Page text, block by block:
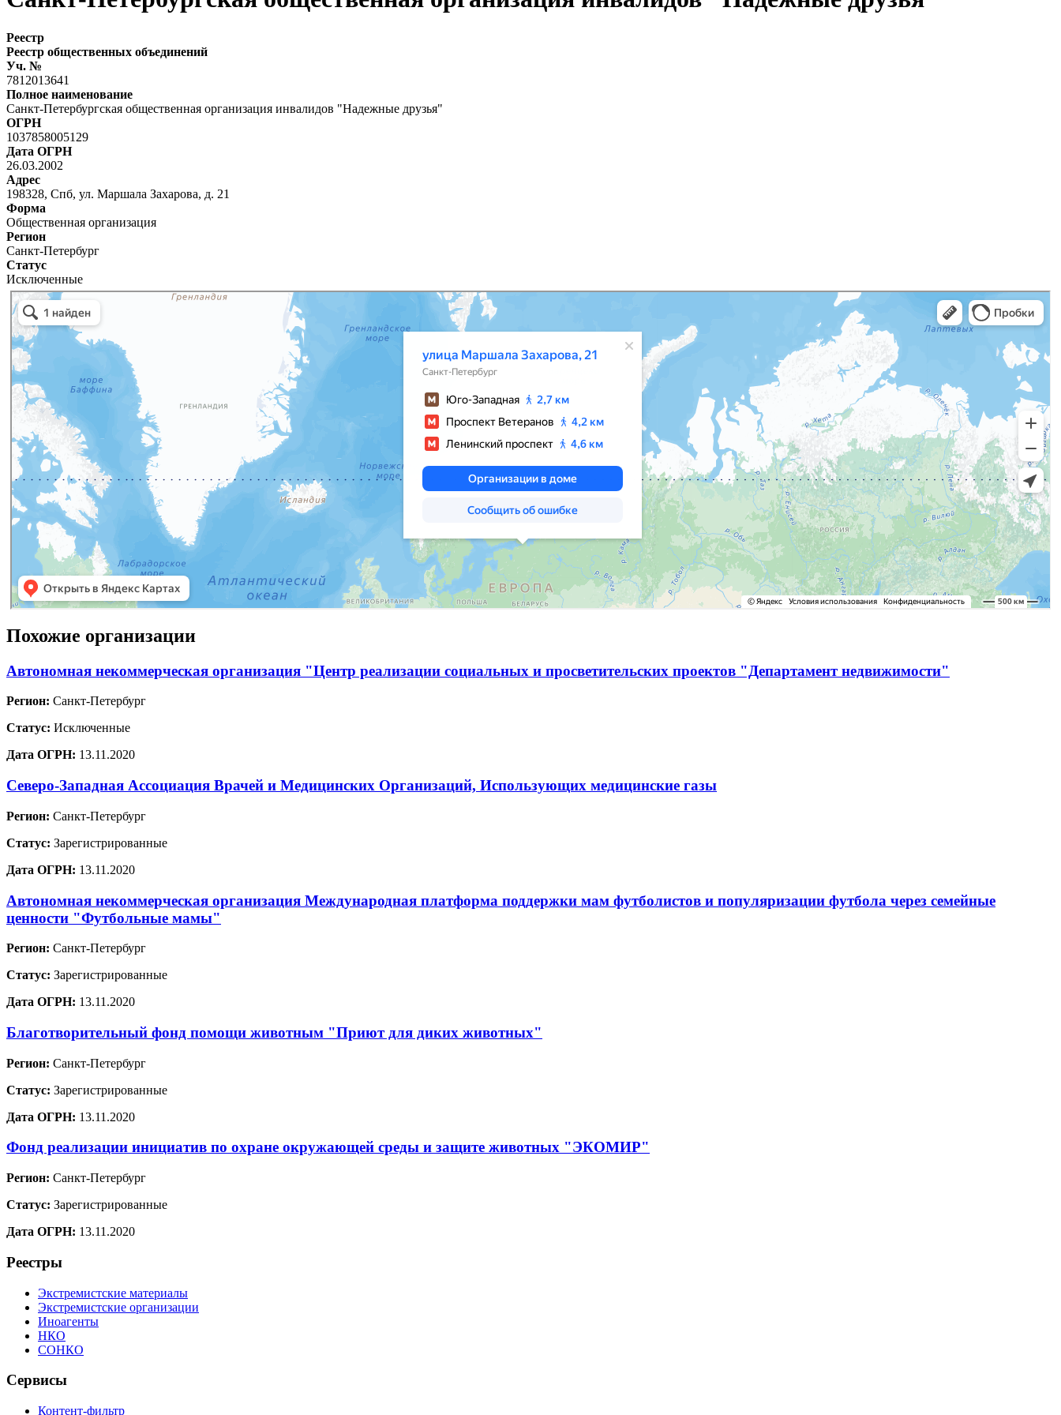
Реестр
Реестр общественных объединений
Уч. №
7812013641
Полное наименование
Санкт-Петербургская общественная организация инвалидов "Надежные друзья"
ОГРН
1037858005129
Дата ОГРН
26.03.2002
Адрес
198328, Спб, ул. Маршала Захарова, д. 21
Форма
Общественная организация
Регион
Санкт-Петербург
Статус
Исключенные
Похожие организации
Автономная некоммерческая организация "Центр реализации социальных и просветительских проектов "Департамент недвижимости"
Регион: Санкт-Петербург
Статус: Исключенные
Дата ОГРН: 13.11.2020
Северо-Западная Ассоциация Врачей и Медицинских Организаций, Использующих медицинские газы
Регион: Санкт-Петербург
Статус: Зарегистрированные
Дата ОГРН: 13.11.2020
Автономная некоммерческая организация Международная платформа поддержки мам футболистов и популяризации футбола через семейные
ценности "Футбольные мамы"
Регион: Санкт-Петербург
Статус: Зарегистрированные
Дата ОГРН: 13.11.2020
Благотворительный фонд помощи животным "Приют для диких животных"
Регион: Санкт-Петербург
Статус: Зарегистрированные
Дата ОГРН: 13.11.2020
Фонд реализации инициатив по охране окружающей среды и защите животных "ЭКОМИР"
Регион: Санкт-Петербург
Статус: Зарегистрированные
Дата ОГРН: 13.11.2020
Реестры
Экстремистские материалы
Экстремистские организации
Иноагенты
НКО
СОНКО
Сервисы
Контент-фильтр